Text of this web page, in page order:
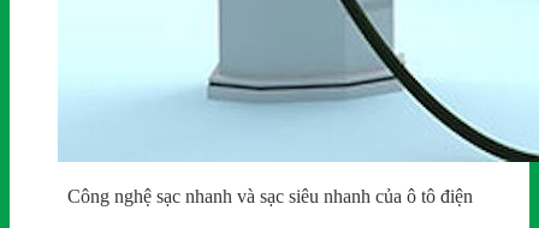
Công nghệ sạc nhanh và sạc siêu nhanh của ô tô điện